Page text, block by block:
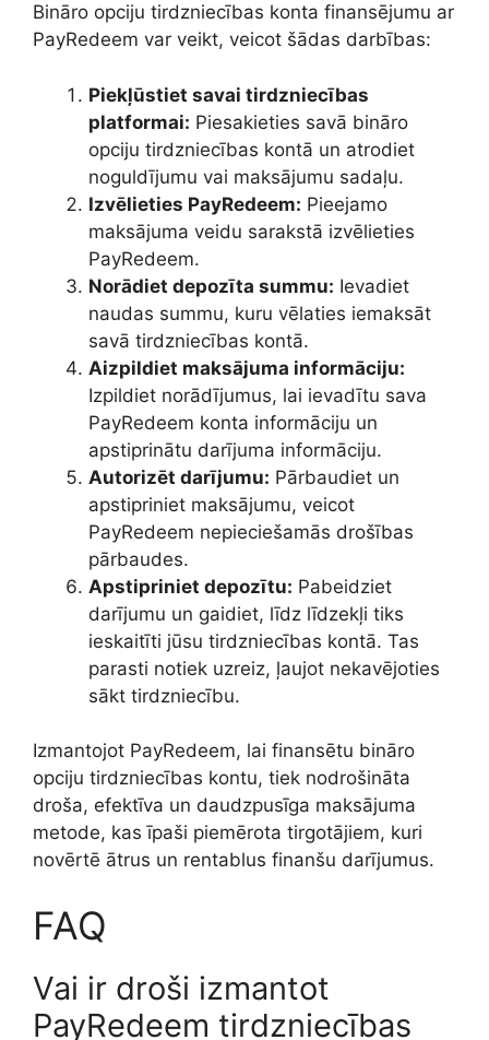
Bināro opciju tirdzniecības konta finansējumu ar
PayRedeem var veikt, veicot šādas darbības:
Piekļūstiet savai tirdzniecības
platformai: Piesakieties savā bināro
opciju tirdzniecības kontā un atrodiet
noguldījumu vai maksājumu sadaļu.
Izvēlieties PayRedeem: Pieejamo
maksājuma veidu sarakstā izvēlieties
PayRedeem.
Norādiet depozīta summu: Ievadiet
naudas summu, kuru vēlaties iemaksāt
savā tirdzniecības kontā.
Aizpildiet maksājuma informāciju:
Izpildiet norādījumus, lai ievadītu sava
PayRedeem konta informāciju un
apstiprinātu darījuma informāciju.
Autorizēt darījumu: Pārbaudiet un
apstipriniet maksājumu, veicot
PayRedeem nepieciešamās drošības
pārbaudes.
Apstipriniet depozītu: Pabeidziet
darījumu un gaidiet, līdz līdzekļi tiks
ieskaitīti jūsu tirdzniecības kontā. Tas
parasti notiek uzreiz, ļaujot nekavējoties
sākt tirdzniecību.
Izmantojot PayRedeem, lai finansētu bināro
opciju tirdzniecības kontu, tiek nodrošināta
droša, efektīva un daudzpusīga maksājuma
metode, kas īpaši piemērota tirgotājiem, kuri
novērtē ātrus un rentablus finanšu darījumus.
FAQ
Vai ir droši izmantot
PayRedeem tirdzniecības